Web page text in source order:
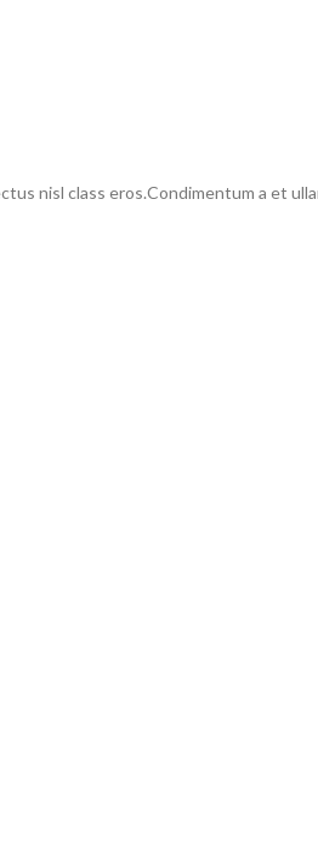
nisl class eros.Condimentum a et